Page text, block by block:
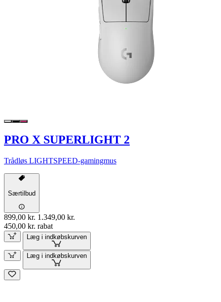
PRO X SUPERLIGHT 2
Trådløs LIGHTSPEED-gamingmus
Særtilbud
899,00 kr. 1.349,00 kr.
450,00 kr. rabat
Læg i indkøbskurven
Læg i indkøbskurven